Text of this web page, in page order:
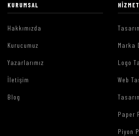
KURUMSAL
Hakkımızda
Kurucumuz
Yazarlarımız
İletişim
Blog
Marka
Logo
Web
Paper
Piyon